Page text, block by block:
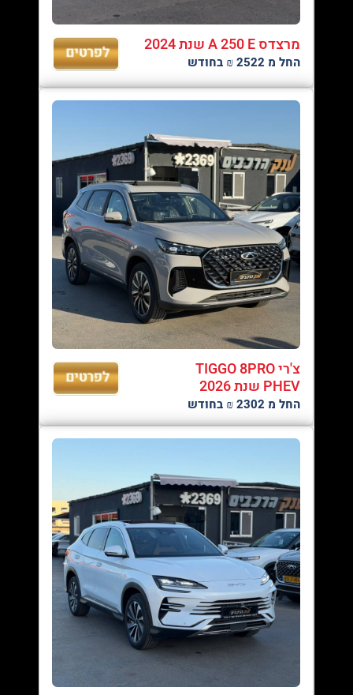
מרצדס A 250 E שנת 2024
החל מ 2522 ₪ בחודש
צ'רי TIGGO 8PRO
PHEV שנת 2026
החל מ 2302 ₪ בחודש